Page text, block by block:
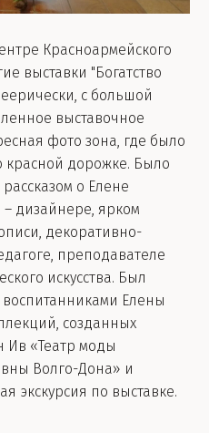
Красноармейского
выставки "Богатство
с большой
выставочное
фото зона, где было
дорожке. Было
о Елене
дизайнере, ярком
декоративно-
преподавателе
искусства. Был
Елены
созданных
Ив «Театр моды
Волго-Дона» и
экскурсия по выставке.